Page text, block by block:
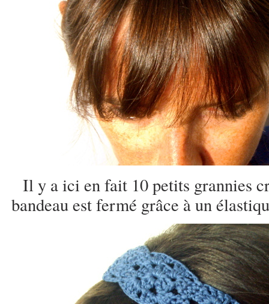
Il y a ici en fait 10 petits grannies
bandeau est fermé grâce à un